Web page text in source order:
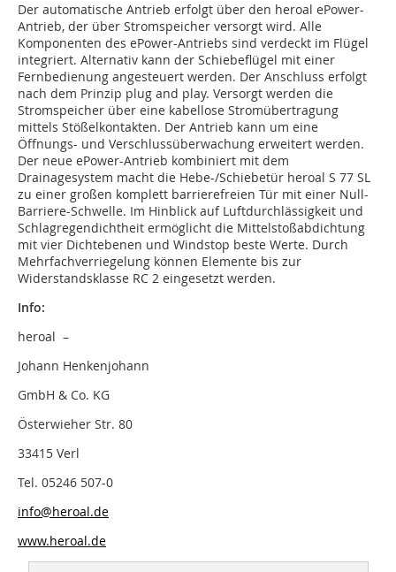
Der automatische Antrieb erfolgt über den heroal ePower-
Antrieb, der über Stromspeicher versorgt wird. Alle
Komponenten des ePower-Antriebs sind verdeckt im Flügel
integriert. Alternativ kann der Schiebeflügel mit einer
Fernbedienung angesteuert werden. Der Anschluss erfolgt
nach dem Prinzip plug and play. Versorgt werden die
Stromspeicher über eine kabellose Stromübertragung
mittels Stößelkontakten. Der Antrieb kann um eine
Öffnungs- und Verschlussüberwachung erweitert werden.
Der neue ePower-Antrieb kombiniert mit dem
Drainagesystem macht die Hebe-/Schiebetür heroal S 77 SL
zu einer großen komplett barrierefreien Tür mit einer Null-
Barriere-Schwelle. Im Hinblick auf Luftdurchlässigkeit und
Schlagregendichtheit ermöglicht die Mittelstoßabdichtung
mit vier Dichtebenen und Windstop beste Werte. Durch
Mehrfachverriegelung können Elemente bis zur
Widerstandsklasse RC 2 eingesetzt werden.
Info:
heroal –
Johann Henkenjohann
GmbH & Co. KG
Österwieher Str. 80
33415 Verl
Tel. 05246 507-0
info@heroal.de
www.heroal.de